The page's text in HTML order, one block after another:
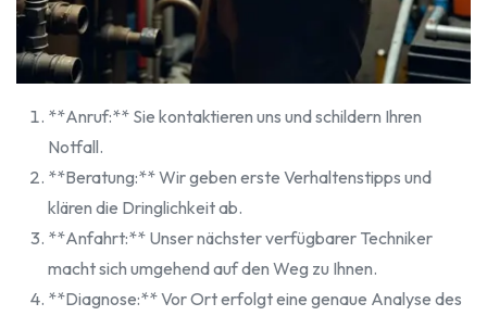
**Anruf:** Sie kontaktieren uns und schildern Ihren
Notfall.
**Beratung:** Wir geben erste Verhaltenstipps und
klären die Dringlichkeit ab.
**Anfahrt:** Unser nächster verfügbarer Techniker
macht sich umgehend auf den Weg zu Ihnen.
**Diagnose:** Vor Ort erfolgt eine genaue Analyse des